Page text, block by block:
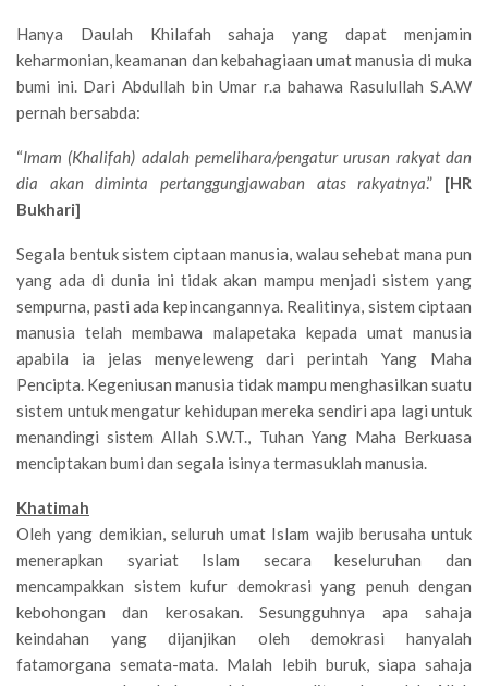
Hanya Daulah Khilafah sahaja yang dapat menjamin
keharmonian, keamanan dan kebahagiaan umat manusia di muka
bumi ini. Dari Abdullah bin Umar r.a bahawa Rasulullah S.A.W
pernah bersabda:
“Imam (Khalifah) adalah pemelihara/pengatur urusan rakyat dan
dia akan diminta pertanggungjawaban atas rakyatnya.” [HR
Bukhari]
Segala bentuk sistem ciptaan manusia, walau sehebat mana pun
yang ada di dunia ini tidak akan mampu menjadi sistem yang
sempurna, pasti ada kepincangannya. Realitinya, sistem ciptaan
manusia telah membawa malapetaka kepada umat manusia
apabila ia jelas menyeleweng dari perintah Yang Maha
Pencipta. Kegeniusan manusia tidak mampu menghasilkan suatu
sistem untuk mengatur kehidupan mereka sendiri apa lagi untuk
menandingi sistem Allah S.W.T., Tuhan Yang Maha Berkuasa
menciptakan bumi dan segala isinya termasuklah manusia.
Khatimah
Oleh yang demikian, seluruh umat Islam wajib berusaha untuk
menerapkan syariat Islam secara keseluruhan dan
mencampakkan sistem kufur demokrasi yang penuh dengan
kebohongan dan kerosakan. Sesungguhnya apa sahaja
keindahan yang dijanjikan oleh demokrasi hanyalah
fatamorgana semata-mata. Malah lebih buruk, siapa sahaja